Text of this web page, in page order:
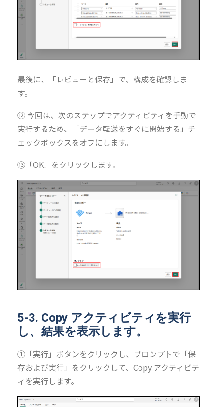
最後に、「レビューと保存」で、構成を確認しま
す。
⑫ 今回は、次のステップでアクティビティを手動で
実行するため、「データ転送をすぐに開始する」チ
ェックボックスをオフにします。
⑬「OK」をクリックします。
5-3. Copy アクティビティを実行
し、結果を表示します。
①「実行」ボタンをクリックし、プロンプトで「保
存および実行」をクリックして、Copy アクティビテ
ィを実行します。